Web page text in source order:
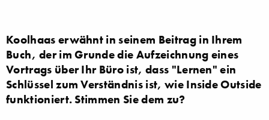
Koolhaas erwähnt in seinem Beitrag in Ihrem
Buch, der im Grunde die Aufzeichnung eines
Vortrags über Ihr Büro ist, dass "Lernen" ein
Schlüssel zum Verständnis ist, wie Inside Outside
funktioniert. Stimmen Sie dem zu?